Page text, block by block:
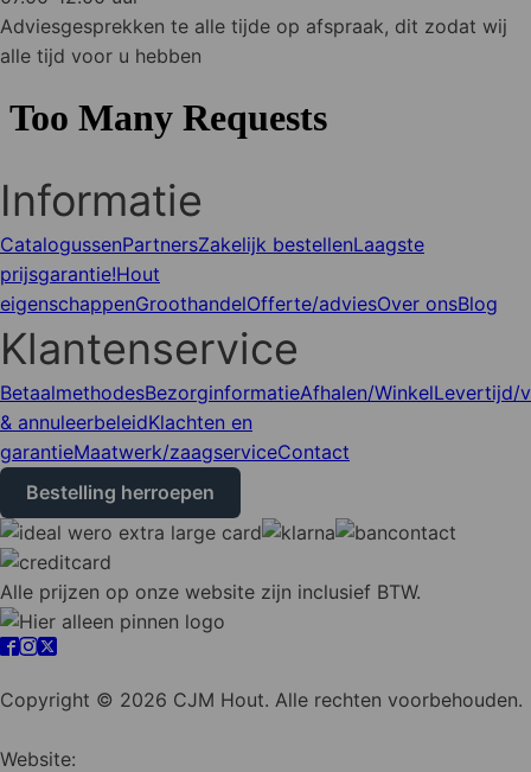
Adviesgesprekken te alle tijde op afspraak, dit zodat wij
alle tijd voor u hebben
Informatie
CatalogussenPartnersZakelijk bestellenLaagste
prijsgarantie!Hout
eigenschappenGroothandelOfferte/adviesOver onsBlog
Klantenservice
BetaalmethodesBezorginformatieAfhalen/WinkelLevertijd/
& annuleerbeleidKlachten en
garantieMaatwerk/zaagserviceContact
Bestelling herroepen
Alle prijzen op onze website zijn inclusief BTW.
Copyright © 2026 CJM Hout. Alle rechten voorbehouden.
Website: